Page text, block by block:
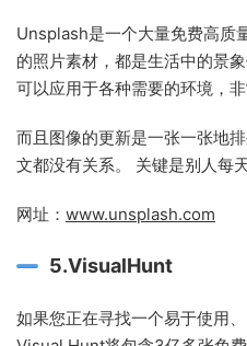
Unsplash是一个大量免费高质
的照片素材，都是生活中的景
可以应用于各种需要的环境，非
而且图像的更新是一张一张地
文都没有关系。 关键是别人每
网址： www.unsplash.com
5.VisualHunt
如果您正在寻找一个易于使用